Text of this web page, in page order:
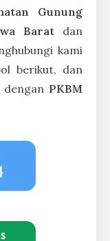
Gunung
Barat dan
kami
berikut, dan
PKBM